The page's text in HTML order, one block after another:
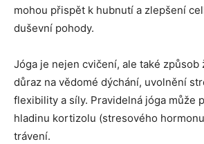
mohou přispět k hubnutí a zlepšení
duševní pohody.
Jóga je nejen cvičení, ale také způsob
důraz na vědomé dýchání, uvolnění
flexibility a síly. Pravidelná jóga může
hladinu kortizolu (stresového
trávení.